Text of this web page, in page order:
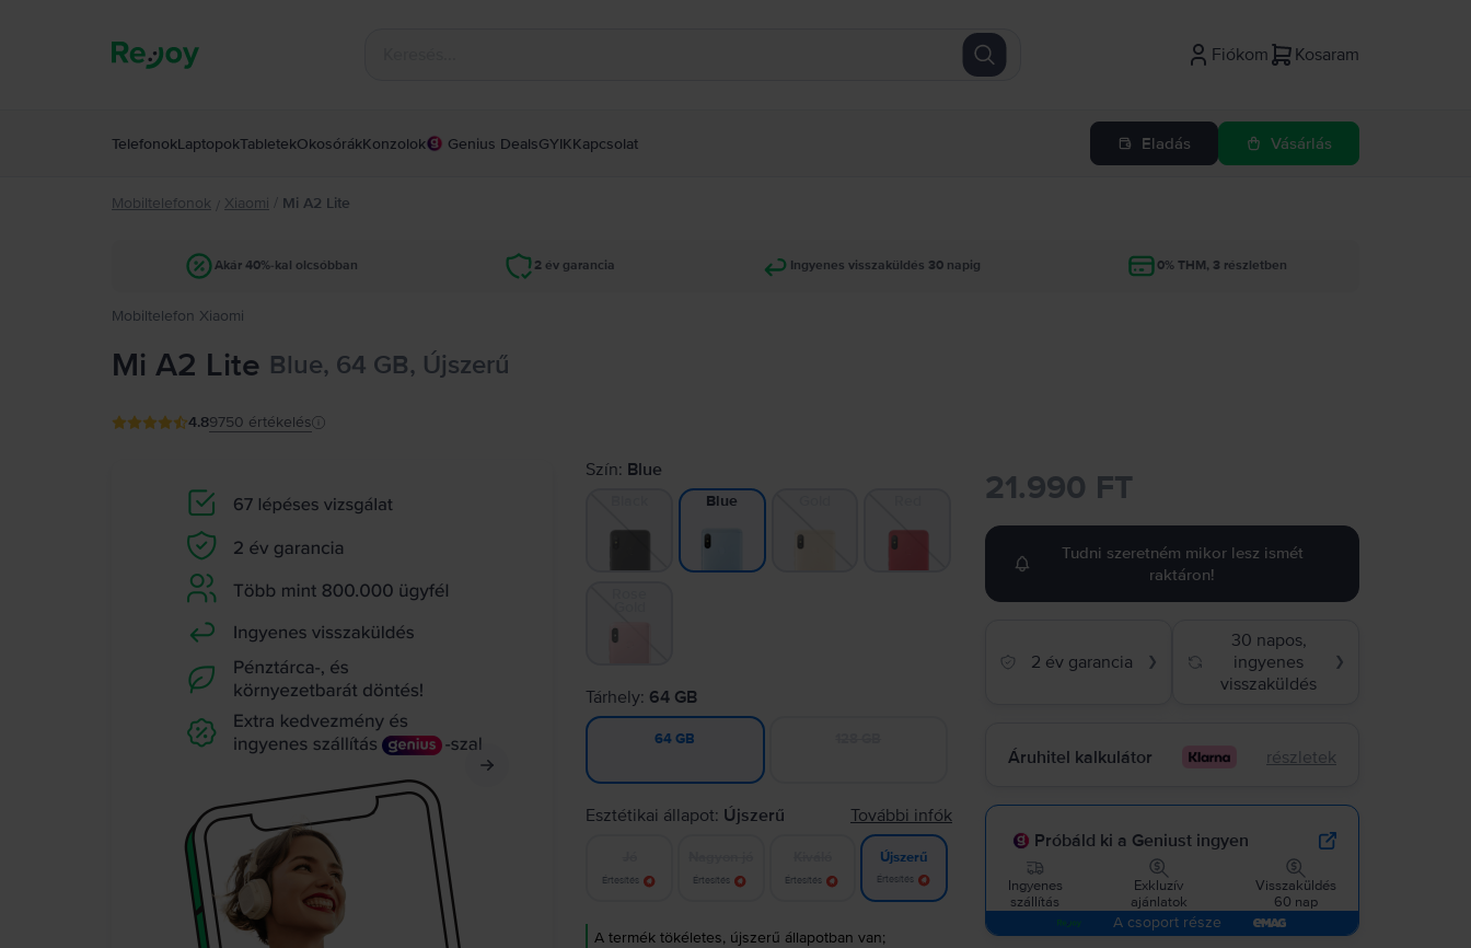
Fiókom Kosaram
TelefonokLaptopokTabletekOkosórákKonzolok Genius DealsGYIKKapcsolat Eladás Vásárlás
Mobiltelefonok / Xiaomi / Mi A2 Lite
Akár 40%-kal olcsóbban 2 év garancia Ingyenes visszaküldés 30 napig 0% THM, 3 részletben
Mobiltelefon Xiaomi
Mi A2 Lite Blue, 64 GB, Újszerű
4.89750 értékelés
Szín: Blue
Blue
Tárhely: 64 GB
64 GB
Esztétikai állapot: Újszerű További infók
Értesítés Értesítés Értesítés
Újszerű
Értesítés
A termék tökéletes, újszerű állapotban van;
21.990 FT
Tudni szeretném mikor lesz ismét
raktáron!
2 év garancia ❯
30 napos,
ingyenes
visszaküldés
❯
Áruhitel kalkulátor részletek
Próbáld ki a Geniust ingyen
Ingyenes
szállítás
Exkluzív
ajánlatok
Visszaküldés
60 nap
A csoport része